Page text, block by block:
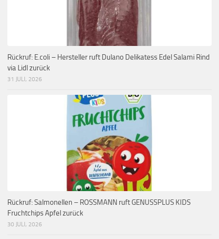
Rückruf: E.coli – Hersteller ruft Dulano Delikatess Edel Salami Rind
via Lidl zurück
31 JULI, 2026
Rückruf: Salmonellen – ROSSMANN ruft GENUSSPLUS KIDS
Fruchtchips Apfel zurück
30 JULI, 2026